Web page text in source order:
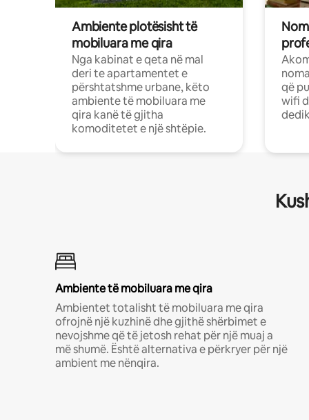
Ambiente plotësisht të
mobiluara me qira
Nga kabinat e qeta në mal
deri te apartamentet e
përshtatshme urbane, këto
ambiente të mobiluara me
qira kanë të gjitha
komoditetet e një shtëpie.
që
wifi
Ambiente të mobiluara me qira
Ambientet totalisht të mobiluara me qira
ofrojnë një kuzhinë dhe gjithë shërbimet e
nevojshme që të jetosh rehat për një muaj a
më shumë. Është alternativa e përkryer për një
ambient me nënqira.